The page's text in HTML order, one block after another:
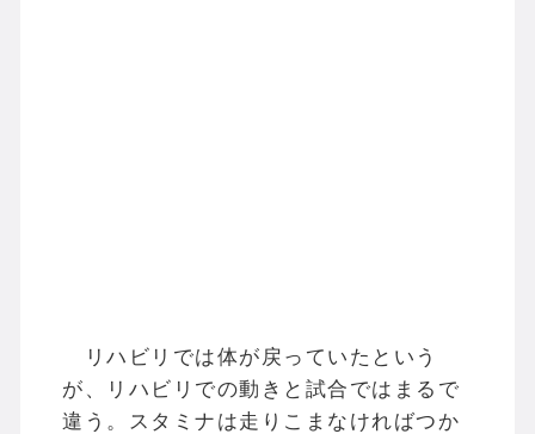
リハビリでは体が戻っていたという
が、リハビリでの動きと試合ではまるで
違う。スタミナは走りこまなければつか